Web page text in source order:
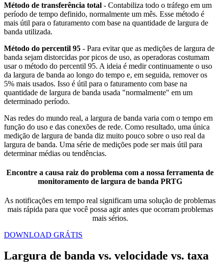
Método de transferência total - Contabiliza todo o tráfego em um
período de tempo definido, normalmente um mês. Esse método é
mais útil para o faturamento com base na quantidade de largura de
banda utilizada.
Método do percentil 95 - Para evitar que as medições de largura de
banda sejam distorcidas por picos de uso, as operadoras costumam
usar o método do percentil 95. A ideia é medir continuamente o uso
da largura de banda ao longo do tempo e, em seguida, remover os
5% mais usados. Isso é útil para o faturamento com base na
quantidade de largura de banda usada "normalmente" em um
determinado período.
Nas redes do mundo real, a largura de banda varia com o tempo em
função do uso e das conexões de rede. Como resultado, uma única
medição de largura de banda diz muito pouco sobre o uso real da
largura de banda. Uma série de medições pode ser mais útil para
determinar médias ou tendências.
Encontre a causa raiz do problema com a nossa ferramenta de
monitoramento de largura de banda PRTG
As notificações em tempo real significam uma solução de problemas
mais rápida para que você possa agir antes que ocorram problemas
mais sérios.
DOWNLOAD GRÁTIS
Largura de banda vs. velocidade vs. taxa